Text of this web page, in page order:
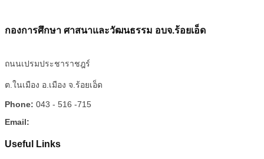
กองการศึกษา ศาสนาและวัฒนธรรม อบจ.ร้อยเอ็ด
ถนนเปรมประชาราชฎร์
ต.ในเมือง อ.เมือง จ.ร้อยเอ็ด
Phone: 043 - 516 -715
Email:
Useful Links